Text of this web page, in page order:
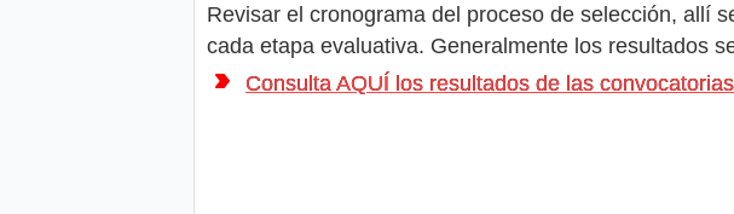
Revisar el cronograma del proceso de selección, allí
cada etapa evaluativa. Generalmente los resultados
Consulta AQUÍ los resultados de las